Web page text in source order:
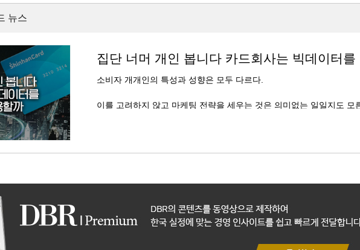
뉴스
집단 너머 개인 봅니다 카드회사는 빅데이터
소비자 개개인의 특성과 성향은 모두 다르다.
이를 고려하지 않고 마케팅 전략을 세우는 것은 의미없는 일일지도 모